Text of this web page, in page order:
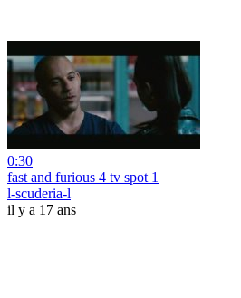
0:30
fast and furious 4 tv spot 1
l-scuderia-l
il y a 17 ans